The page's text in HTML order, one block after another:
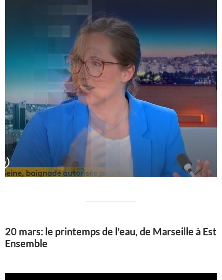
20 mars: le printemps de l'eau, de Marseille à Est
Ensemble